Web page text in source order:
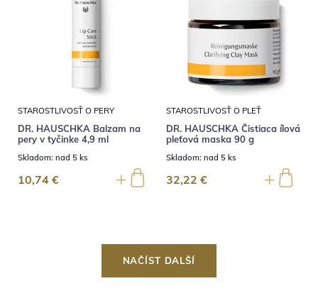
STAROSTLIVOSŤ O PERY
DR. HAUSCHKA Balzam na
pery v tyčinke 4,9 ml
Skladom: nad 5 ks
10,74 €
STAROSTLIVOSŤ O PLEŤ
DR. HAUSCHKA Čistiaca ílová
pleťová maska 90 g
Skladom: nad 5 ks
32,22 €
NAČÍST DALŠÍ